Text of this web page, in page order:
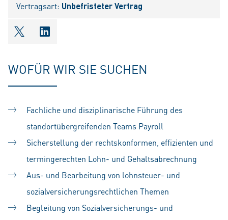
Vertragsart: Unbefristeter Vertrag
shareOntwitter
shareOnlinkedIn
WOFÜR WIR SIE SUCHEN
Fachliche und disziplinarische Führung des
standortübergreifenden Teams Payroll
Sicherstellung der rechtskonformen, effizienten und
termingerechten Lohn- und Gehaltsabrechnung
Aus- und Bearbeitung von lohnsteuer- und
sozialversicherungsrechtlichen Themen
Begleitung von Sozialversicherungs- und